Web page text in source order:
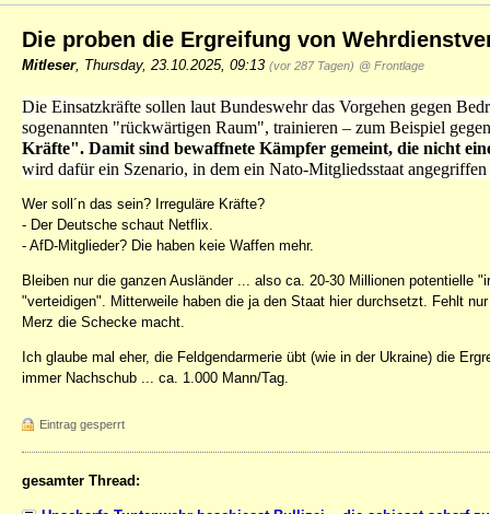
Die proben die Ergreifung von
Mitleser, Thursday, 23.10.2025, 09:13 (vor 287 Tagen) @ Frontlage
Die Einsatzkräfte sollen laut Bundeswehr das Vorgehen gegen
sogenannten "rückwärtigen Raum", trainieren – zum Beispiel
Kräfte". Damit sind bewaffnete Kämpfer gemeint, die nicht
wird dafür ein Szenario, in dem ein Nato-Mitgliedsstaat
Wer soll´n das sein? Irreguläre Kräfte?
- Der Deutsche schaut Netflix.
- AfD-Mitglieder? Die haben keie Waffen mehr.
Bleiben nur die ganzen Ausländer ... also ca. 20-30 Millionen potentielle
"verteidigen". Mitterweile haben die ja den Staat hier durchsetzt. Fehlt
Merz die Schecke macht.
Ich glaube mal eher, die Feldgendarmerie übt (wie in der Ukraine) die
immer Nachschub ... ca. 1.000 Mann/Tag.
Eintrag gesperrt
gesamter Thread: